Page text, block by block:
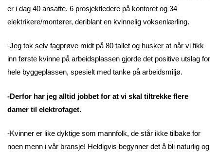
er i dag 40 ansatte. 6 prosjektledere på kontoret og 34
elektrikere/montører, deriblant en kvinnelig voksenlærling.
-Jeg tok selv fagprøve midt på 80 tallet og husker at når vi fikk
inn første kvinne på arbeidsplassen gjorde det positive utslag for
hele byggeplassen, spesielt med tanke på arbeidsmiljø.
-Derfor har jeg alltid jobbet for at vi skal tiltrekke flere
damer til elektrofaget.
-Kvinner er like dyktige som mannfolk, de står ikke tilbake for
noen menn i vår bransje! Heldigvis begynner det å bli naturlig og